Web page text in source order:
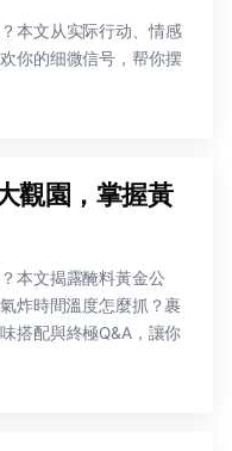
本文从实际行动、情感
你的细微信号，帮你摆
觀園，掌握黃
本文揭露醃料黃金公
炸時間溫度怎麼抓？裹
搭配與終極Q&A，讓你